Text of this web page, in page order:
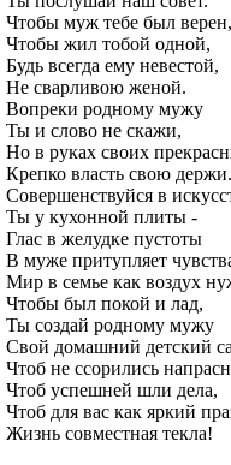
Чтобы муж тебе был верен,
Чтобы жил тобой одной,
Будь всегда ему невестой,
Не сварливою женой.
Вопреки родному мужу
Ты и слово не скажи,
Но в руках своих
Крепко власть свою держи.
Совершенствуйся в
Ты у кухонной плиты -
Глас в желудке пустоты
В муже притупляет
Мир в семье как воздух
Чтобы был покой и лад,
Ты создай родному мужу
Свой домашний детский
Чтоб не ссорились
Чтоб успешней шли дела,
Чтоб для вас как яркий
Жизнь совместная текла!